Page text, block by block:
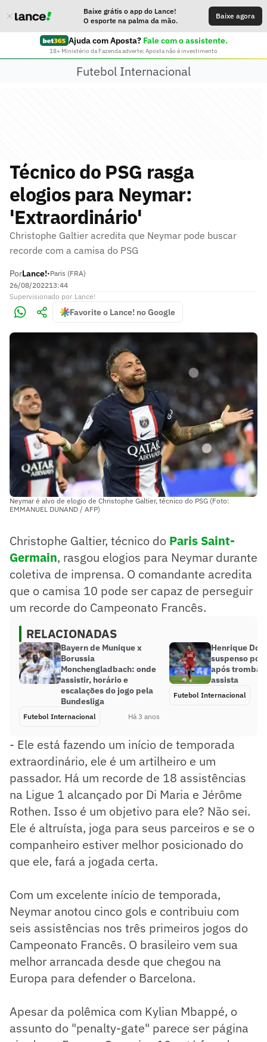
Baixe grátis o app do Lance!
O esporte na palma da mão.
Baixe agora
Ajuda com Aposta? Fale com o assistente.
18+ Ministério da Fazenda adverte: Aposta não é investimento
Futebol Internacional
Técnico do PSG rasga
elogios para Neymar:
'Extraordinário'
Christophe Galtier acredita que Neymar pode buscar
recorde com a camisa do PSG
PorLance!•Paris (FRA)
26/08/202213:44
Supervisionado por Lance!
Favorite o Lance! no Google
Neymar é alvo de elogio de Christophe Galtier, técnico do PSG (Foto:
EMMANUEL DUNAND / AFP)
Christophe Galtier, técnico do Paris Saint-
Germain, rasgou elogios para Neymar durante
coletiva de imprensa. O comandante acredita
que o camisa 10 pode ser capaz de perseguir
um recorde do Campeonato Francês.
RELACIONADAS
Bayern de Munique x
Borussia
Monchengladbach: onde
assistir, horário e
escalações do jogo pela
Bundesliga
Futebol Internacional Há 3 anos
Henrique
suspenso por
após
assista
Futebol Internacional
- Ele está fazendo um início de temporada
extraordinário, ele é um artilheiro e um
passador. Há um recorde de 18 assistências
na Ligue 1 alcançado por Di Maria e Jérôme
Rothen. Isso é um objetivo para ele? Não sei.
Ele é altruísta, joga para seus parceiros e se o
companheiro estiver melhor posicionado do
que ele, fará a jogada certa.
Com um excelente início de temporada,
Neymar anotou cinco gols e contribuiu com
seis assistências nos três primeiros jogos do
Campeonato Francês. O brasileiro vem sua
melhor arrancada desde que chegou na
Europa para defender o Barcelona.
Apesar da polêmica com Kylian Mbappé, o
assunto do "penalty-gate" parece ser página